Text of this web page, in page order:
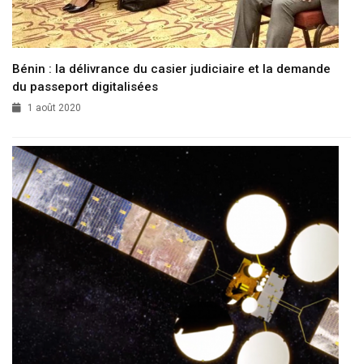
Bénin : la délivrance du casier judiciaire et la demande
du passeport digitalisées
1 août 2020